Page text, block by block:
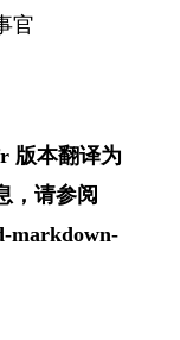
官
版本翻译为
，请参阅
markdown-